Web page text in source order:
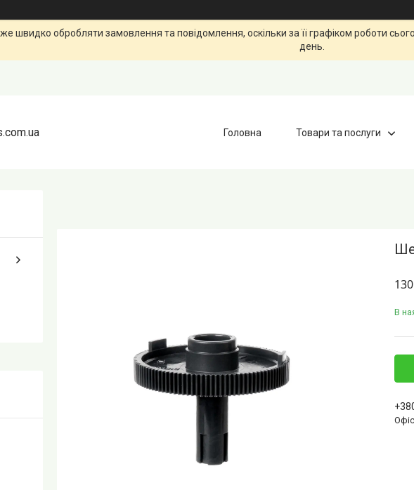
швидко обробляти замовлення та повідомлення, оскільки за її графіком роботи
день.
Головна Товари та послуги
В
Офіс